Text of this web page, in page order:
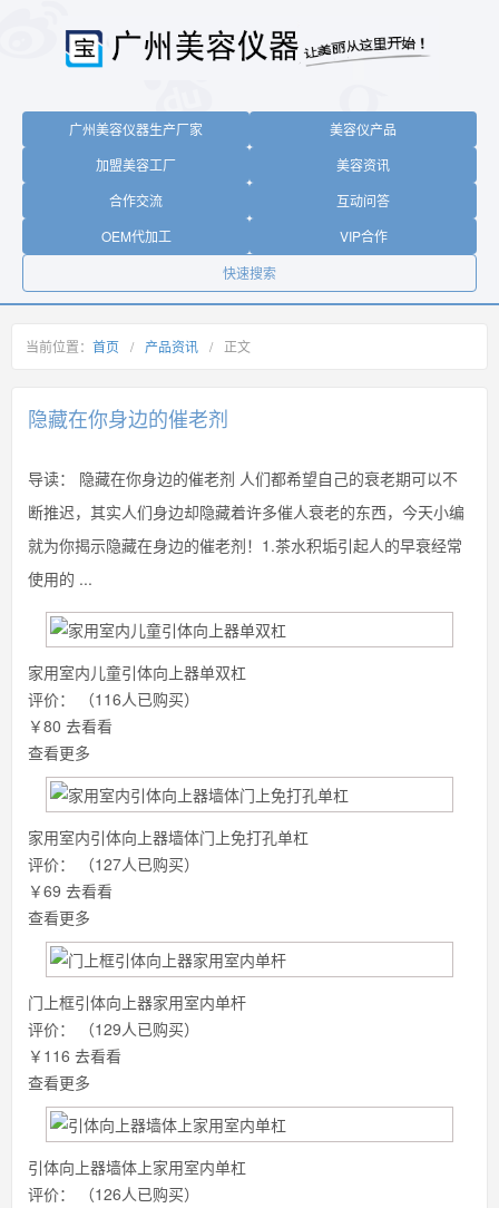
广州美容仪器生产厂家
美容仪产品
加盟美容工厂
美容资讯
合作交流
互动问答
OEM代加工
VIP合作
快速搜索
当前位置： 首页 / 产品资讯 / 正文
隐藏在你身边的催老剂
导读：
隐藏在你身边的催老剂 人们都希望自己的衰老期可以不
断推迟，其实人们身边却隐藏着许多催人衰老的东西，今天小编
就为你揭示隐藏在身边的催老剂！1.茶水积垢引起人的早衰经常
使用的 ...
家用室内儿童引体向上器单双杠
评价：
（116人已购买）
￥80 去看看
查看更多
家用室内引体向上器墙体门上免打孔单杠
评价：
（127人已购买）
￥69 去看看
查看更多
门上框引体向上器家用室内单杆
评价：
（129人已购买）
￥116 去看看
查看更多
引体向上器墙体上家用室内单杠
评价：
（126人已购买）